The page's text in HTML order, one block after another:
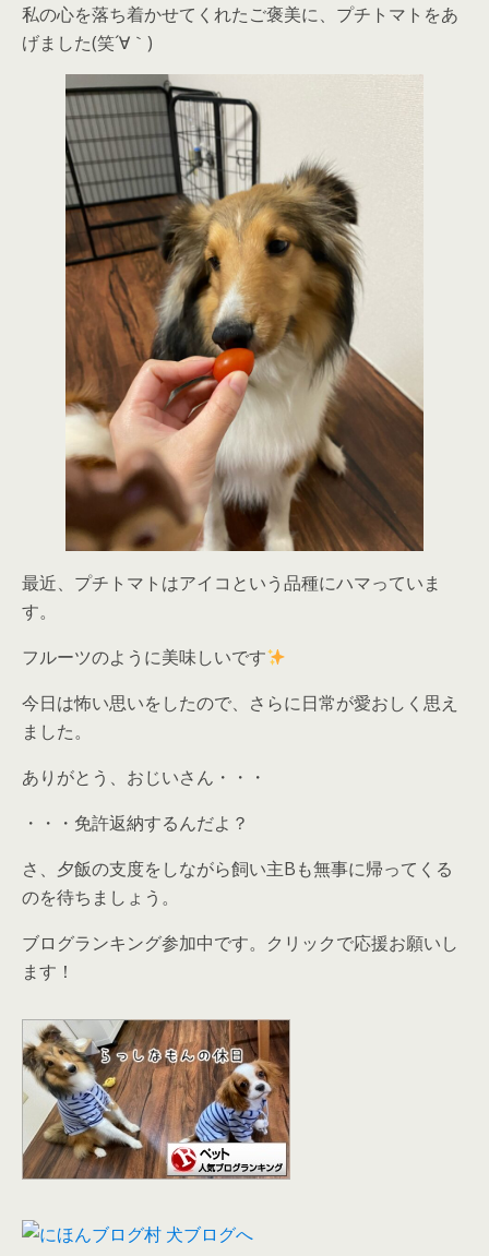
私の心を落ち着かせてくれたご褒美に、プチトマトをあ
げました(笑´∀｀)
最近、プチトマトはアイコという品種にハマっていま
す。
フルーツのように美味しいです
今日は怖い思いをしたので、さらに日常が愛おしく思え
ました。
ありがとう、おじいさん・・・
・・・免許返納するんだよ？
さ、夕飯の支度をしながら飼い主Bも無事に帰ってくる
のを待ちましょう。
ブログランキング参加中です。クリックで応援お願いし
ます！